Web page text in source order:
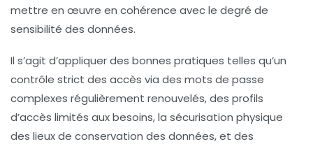
mettre en œuvre en cohérence avec le degré de
sensibilité des données.
Il s’agit d’appliquer des bonnes pratiques telles qu’un
contrôle strict des accès via des mots de passe
complexes régulièrement renouvelés, des profils
d’accès limités aux besoins, la sécurisation physique
des lieux de conservation des données, et des